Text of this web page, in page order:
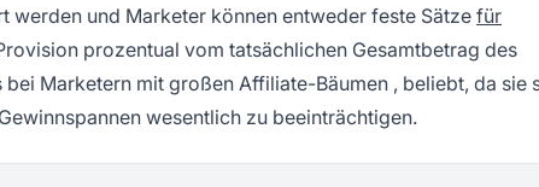
und Marketer können entweder feste Sätze für
prozentual vom tatsächlichen Gesamtbetrag des
bei Marketern mit großen Affiliate-Bäumen , beliebt, da sie
wesentlich zu beeinträchtigen.